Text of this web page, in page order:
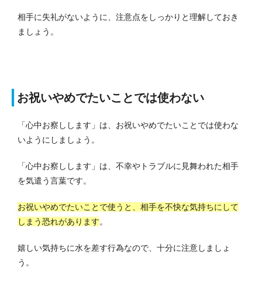
相手に失礼がないように、注意点をしっかりと理解しておき
ましょう。
お祝いやめでたいことでは使わない
「心中お察しします」は、お祝いやめでたいことでは使わな
いようにしましょう。
「心中お察しします」は、不幸やトラブルに見舞われた相手
を気遣う言葉です。
お祝いやめでたいことで使うと、相手を不快な気持ちにして
しまう恐れがあります。
嬉しい気持ちに水を差す行為なので、十分に注意しましょ
う。